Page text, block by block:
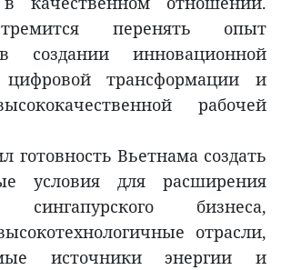
перенять опыт
создании инновационной
цифровой трансформации и
рабочей
готовность Вьетнама создать
условия для расширения
сингапурского бизнеса,
отрасли,
источники энергии и